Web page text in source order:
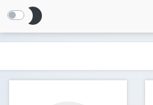
brightness_2